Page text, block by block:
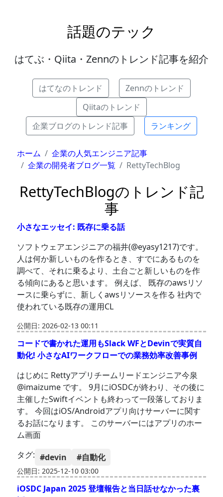
話題のテック
はてぶ・Qiita・Zennのトレンド記事を紹介
はてなのトレンド
Zennのトレンド
Qiitaのトレンド
企業ブログのトレンド記事
ランキング
ホーム
企業の人気エンジニア記事
企業の開発者ブログ一覧
RettyTechBlog
RettyTechBlogのトレンド記
事
小さなエッセイ: 既存に乗る話
ソフトウェアエンジニアの福井(@eyasy1217)です。
人は何か新しいものを作るとき、すでにあるものを
調べて、それに乗るより、土台ごと新しいものを作
る傾向にあると思います。 例えば、 既存のawsリソ
ースに乗らずに、新しくawsリソースを作る 社内で
使われている既存の運用CL
公開日: 2026-02-13 00:11
コードで書かれた運用もSlack WFとDevinで実質自
動化! 小さなAIワークフローでの業務効率改善事例
はじめに Rettyアプリチームリードエンジニア今泉
@imaizume です。 9月にiOSDCが終わり、その後に
主催したSwiftイベントも終わって一段落しておりま
す。 今回はiOS/Androidアプリ向けサーバーに関す
るお話になります。 このサーバーにはアプリのホー
ム画面
タグ: #devin #自動化
公開日: 2025-12-10 03:00
iOSDC Japan 2025 登壇報告と当日話せなかった裏